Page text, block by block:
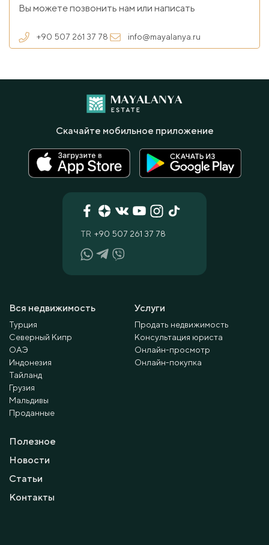
Вы можете позвонить нам или написать
+90 507 261 37 78 info@mayalanya.ru
Вся недвижимость
Турция
Северный Кипр
ОАЭ
Индонезия
Тайланд
Грузия
Мальдивы
Проданные
Услуги
Продать недвижимость
Консультация юриста
Онлайн-просмотр
Онлайн-покупка
Полезное
Новости
Статьи
Контакты
TR +90 507 261 37 78
Скачайте мобильное приложение